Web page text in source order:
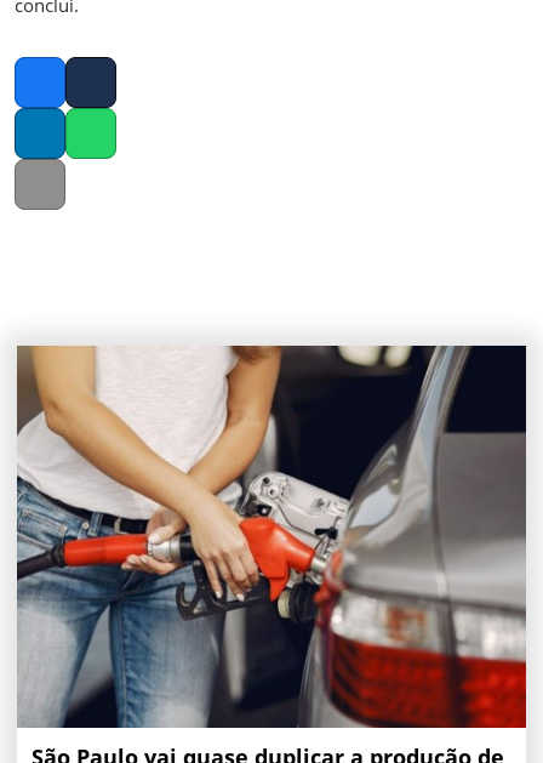
conclui.
FacebookTwitter
LinkedInWhatsapp
Copy link